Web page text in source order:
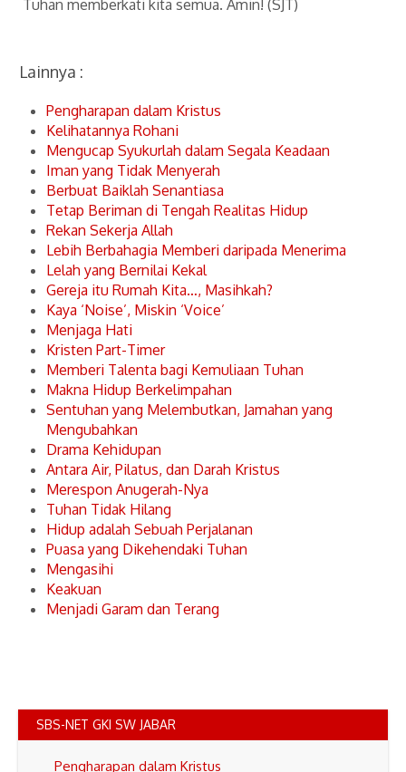
Tuhan memberkati kita semua. Amin! (SJT)
Lainnya :
Pengharapan dalam Kristus
Kelihatannya Rohani
Mengucap Syukurlah dalam Segala Keadaan
Iman yang Tidak Menyerah
Berbuat Baiklah Senantiasa
Tetap Beriman di Tengah Realitas Hidup
Rekan Sekerja Allah
Lebih Berbahagia Memberi daripada Menerima
Lelah yang Bernilai Kekal
Gereja itu Rumah Kita…, Masihkah?
Kaya ‘Noise’, Miskin ‘Voice’
Menjaga Hati
Kristen Part-Timer
Memberi Talenta bagi Kemuliaan Tuhan
Makna Hidup Berkelimpahan
Sentuhan yang Melembutkan, Jamahan yang
Mengubahkan
Drama Kehidupan
Antara Air, Pilatus, dan Darah Kristus
Merespon Anugerah-Nya
Tuhan Tidak Hilang
Hidup adalah Sebuah Perjalanan
Puasa yang Dikehendaki Tuhan
Mengasihi
Keakuan
Menjadi Garam dan Terang
SBS-NET GKI SW JABAR
Pengharapan dalam Kristus